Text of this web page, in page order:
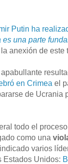
Putin ha
es una parte
anexión de este
en Crimea el
de Ucrania
todo el
como una
varios
Estados Unidos: